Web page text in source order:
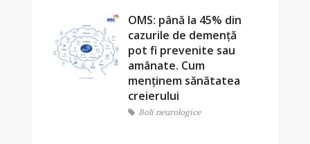
OMS: până la 45% din
cazurile de demență
pot fi prevenite sau
amânate. Cum
menținem sănătatea
creierului
Boli neurologice